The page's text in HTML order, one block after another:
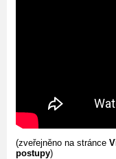
(zveřejněno na stránce
postupy)